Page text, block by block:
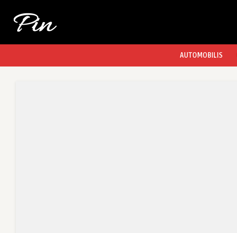
AUTOMOBILIS